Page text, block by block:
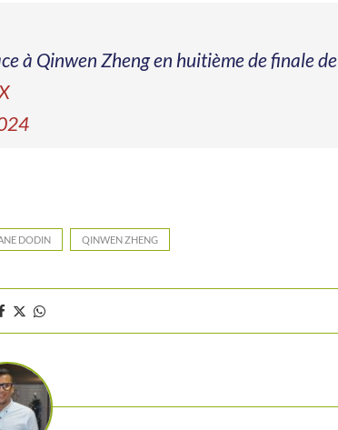
à Qinwen Zheng en huitième de finale de
DODIN QINWEN ZHENG